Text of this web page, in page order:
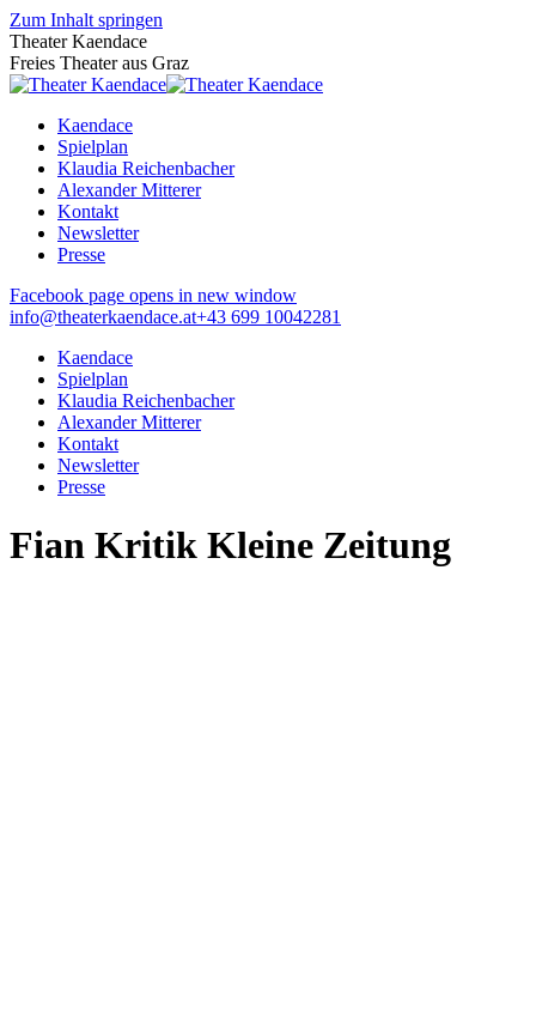
Zum Inhalt springen
Theater Kaendace
Freies Theater aus Graz
Kaendace
Spielplan
Klaudia Reichenbacher
Alexander Mitterer
Kontakt
Newsletter
Presse
Facebook page opens in new window
info@theaterkaendace.at‭+43 699 10042281‬
Kaendace
Spielplan
Klaudia Reichenbacher
Alexander Mitterer
Kontakt
Newsletter
Presse
Fian Kritik Kleine Zeitung